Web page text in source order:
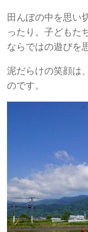
田んぼの中を思い
ったり。子どもた
ならではの遊びを
泥だらけの笑顔は
のです。